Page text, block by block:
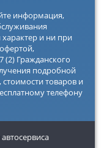
информация,
и ни при
Гражданского
подробной
товаров и
телефону